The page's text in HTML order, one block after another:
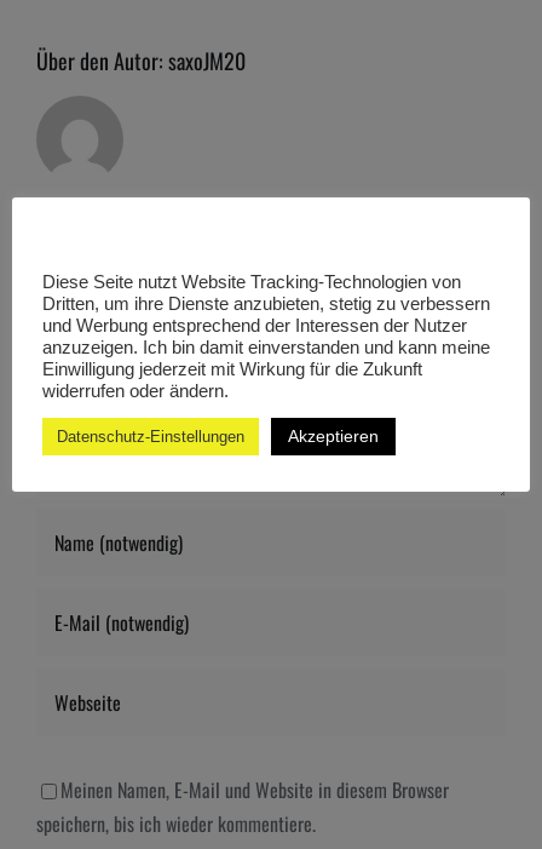
Über den Autor:saxoJM20
Kommentar
Meinen Namen, E-Mail und Website in diesem Browser
speichern, bis ich wieder kommentiere.
Diese Seite nutzt Website Tracking-Technologien von
Dritten, um ihre Dienste anzubieten, stetig zu verbessern
und Werbung entsprechend der Interessen der Nutzer
anzuzeigen. Ich bin damit einverstanden und kann meine
Einwilligung jederzeit mit Wirkung für die Zukunft
widerrufen oder ändern.
Datenschutz-Einstellungen Akzeptieren